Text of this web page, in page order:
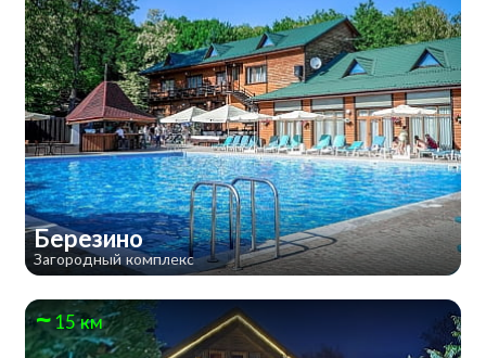
Березино
Загородный комплекс
15 км